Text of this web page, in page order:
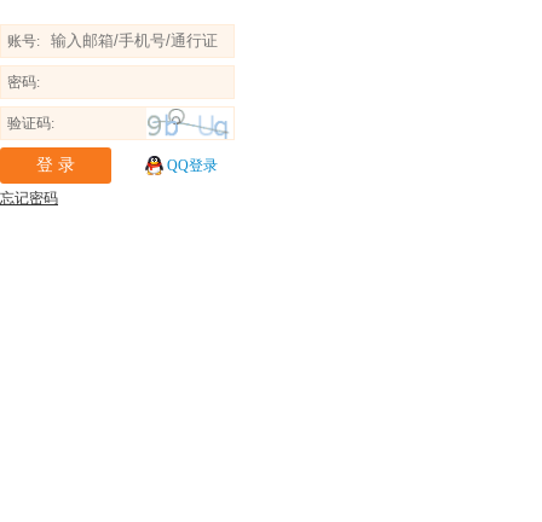
账号:
密码:
验证码:
QQ登录
忘记密码